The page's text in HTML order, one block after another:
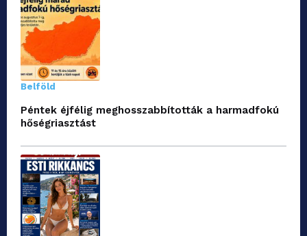
Belföld
Péntek éjfélig meghosszabbították a harmadfokú
hőségriasztást